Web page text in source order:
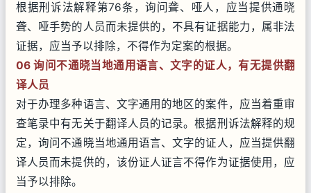
根据刑诉法解释第76条，询问聋、哑人，应当提供通晓
聋、哑手势的人员而未提供的，不具有证据能力，属非法
证据，应当予以排除，不得作为定案的根据。
06 询问不通晓当地通用语言、文字的证人，有无提供翻
译人员
对于办理多种语言、文字通用的地区的案件，应当着重审
查笔录中有无关于翻译人员的记录。根据刑诉法解释的规
定，询问不通晓当地通用语言、文字的证人，应当提供翻
译人员而未提供的，该份证人证言不得作为证据使用，应
当予以排除。